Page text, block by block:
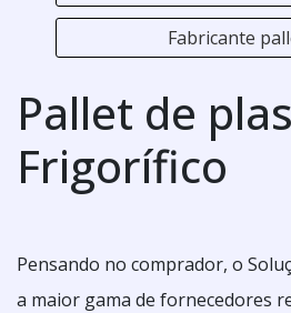
Fabricante
Pallet de
Frigorífico
Pensando no comprador, o
a maior gama de fornecedores